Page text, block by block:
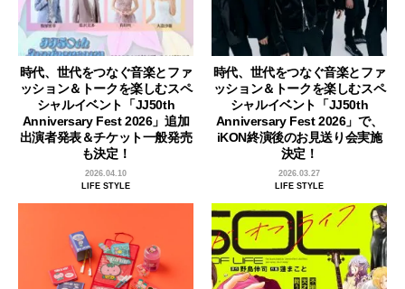
時代、世代をつなぐ音楽とファ
ッション＆トークを楽しむスペ
シャルイベント「JJ50th
Anniversary Fest 2026」追加
出演者発表＆チケット一般発売
も決定！
2026.04.10
LIFE STYLE
時代、世代をつなぐ音楽とファ
ッション＆トークを楽しむスペ
シャルイベント「JJ50th
Anniversary Fest 2026」で、
iKON終演後のお見送り会実施
決定！
2026.03.27
LIFE STYLE